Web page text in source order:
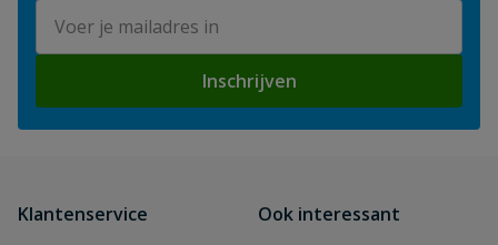
Inschrijven
Klantenservice
Ook interessant